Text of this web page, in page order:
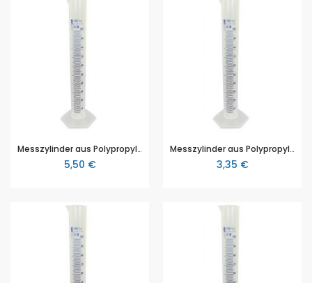
Messzylinder aus Polypropylen (PP), 50 ml, mit blauer aufgedruckter Skala
5,50 €
Messzylinder aus Polypropylen (PP), 100 ml, mit blauer aufgedruckter Skala
3,35 €